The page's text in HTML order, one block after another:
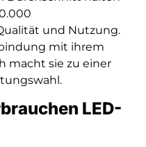
und Nutzung.
mit ihrem
macht sie zu einer
LED-